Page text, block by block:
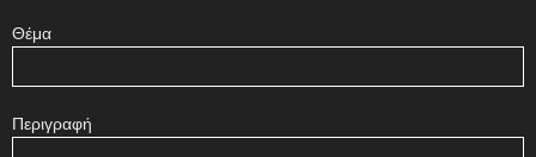
Θέμα
Περιγραφή